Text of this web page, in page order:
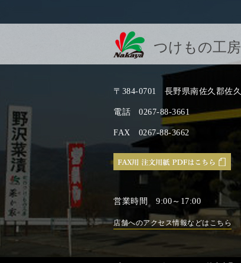
つけもの工
〒384-0701 長野県南佐久郡佐
電話 0267-88-3661
FAX 0267-88-3662
営業時間 9:00～17:00
店舗へのアクセス情報などはこちら